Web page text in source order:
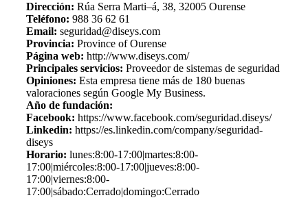
Dirección: Rúa Serra Marti–á, 38, 32005 Ourense
Teléfono: 988 36 62 61
Email: seguridad@diseys.com
Provincia: Province of Ourense
Página web: http://www.diseys.com/
Principales servicios: Proveedor de sistemas de seguridad
Opiniones: Esta empresa tiene más de 180 buenas
valoraciones según Google My Business.
Año de fundación:
Facebook: https://www.facebook.com/seguridad.diseys/
Linkedin: https://es.linkedin.com/company/seguridad-
diseys
Horario: lunes:8:00-17:00|martes:8:00-
17:00|miércoles:8:00-17:00|jueves:8:00-
17:00|viernes:8:00-
17:00|sábado:Cerrado|domingo:Cerrado